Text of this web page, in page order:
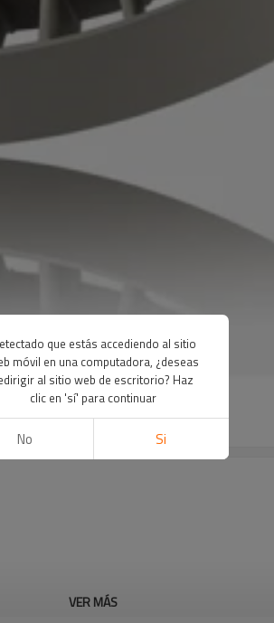
luz LED de alta bahía,
VER MÁS
que estás accediendo al sitio
móvil en una computadora, ¿deseas
al sitio web de escritorio? Haz
clic en 'sí' para continuar
No Si